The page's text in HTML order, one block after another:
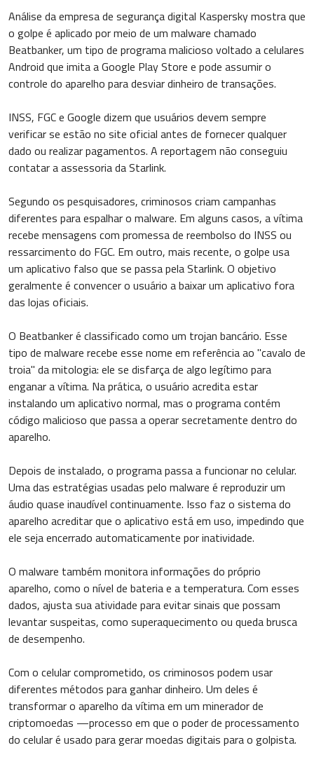
Análise da empresa de segurança digital Kaspersky mostra que
o golpe é aplicado por meio de um malware chamado
Beatbanker, um tipo de programa malicioso voltado a celulares
Android que imita a Google Play Store e pode assumir o
controle do aparelho para desviar dinheiro de transações.
INSS, FGC e Google dizem que usuários devem sempre
verificar se estão no site oficial antes de fornecer qualquer
dado ou realizar pagamentos. A reportagem não conseguiu
contatar a assessoria da Starlink.
Segundo os pesquisadores, criminosos criam campanhas
diferentes para espalhar o malware. Em alguns casos, a vítima
recebe mensagens com promessa de reembolso do INSS ou
ressarcimento do FGC. Em outro, mais recente, o golpe usa
um aplicativo falso que se passa pela Starlink. O objetivo
geralmente é convencer o usuário a baixar um aplicativo fora
das lojas oficiais.
O Beatbanker é classificado como um trojan bancário. Esse
tipo de malware recebe esse nome em referência ao "cavalo de
troia" da mitologia: ele se disfarça de algo legítimo para
enganar a vítima. Na prática, o usuário acredita estar
instalando um aplicativo normal, mas o programa contém
código malicioso que passa a operar secretamente dentro do
aparelho.
Depois de instalado, o programa passa a funcionar no celular.
Uma das estratégias usadas pelo malware é reproduzir um
áudio quase inaudível continuamente. Isso faz o sistema do
aparelho acreditar que o aplicativo está em uso, impedindo que
ele seja encerrado automaticamente por inatividade.
O malware também monitora informações do próprio
aparelho, como o nível de bateria e a temperatura. Com esses
dados, ajusta sua atividade para evitar sinais que possam
levantar suspeitas, como superaquecimento ou queda brusca
de desempenho.
Com o celular comprometido, os criminosos podem usar
diferentes métodos para ganhar dinheiro. Um deles é
transformar o aparelho da vítima em um minerador de
criptomoedas —processo em que o poder de processamento
do celular é usado para gerar moedas digitais para o golpista.